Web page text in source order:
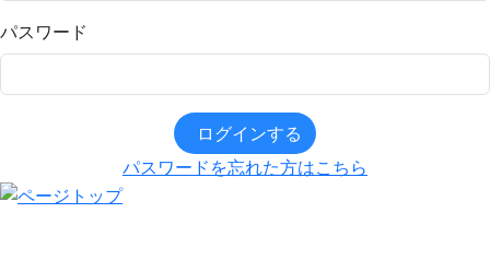
パスワード
ログインする
パスワードを忘れた方はこちら